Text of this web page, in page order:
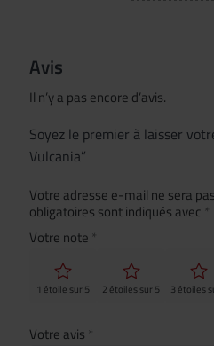
Avis
Il n’y a pas encore d’avis.
Soyez le premier à laisser
Vulcania”
Votre adresse e-mail ne sera
obligatoires sont indiqués avec *
Votre note *
1 étoile sur 5 2 étoiles sur 5 3 étoiles
Votre avis *